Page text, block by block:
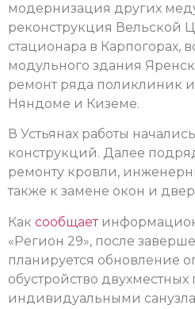
модернизация других
реконструкция Вельской
стационара в Карпогорах,
модульного здания
ремонт ряда поликлиник
Няндоме и Киземе.
В Устьянах работы
конструкций. Далее
ремонту кровли,
также к замене окон и
Как сообщает
«Регион 29», после
планируется обновление
обустройство двухместных
индивидуальными